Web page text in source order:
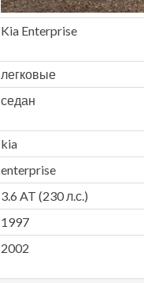
Kia Enterprise
легковые
седан
kia
enterprise
3.6 AT (230 л.с.)
1997
2002